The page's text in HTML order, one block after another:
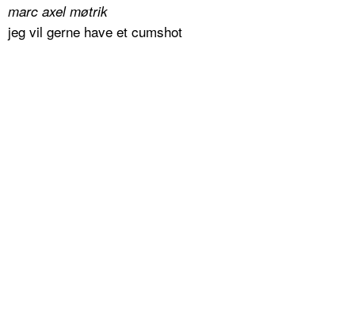
marc axel møtrik
jeg vil gerne have et cumshot